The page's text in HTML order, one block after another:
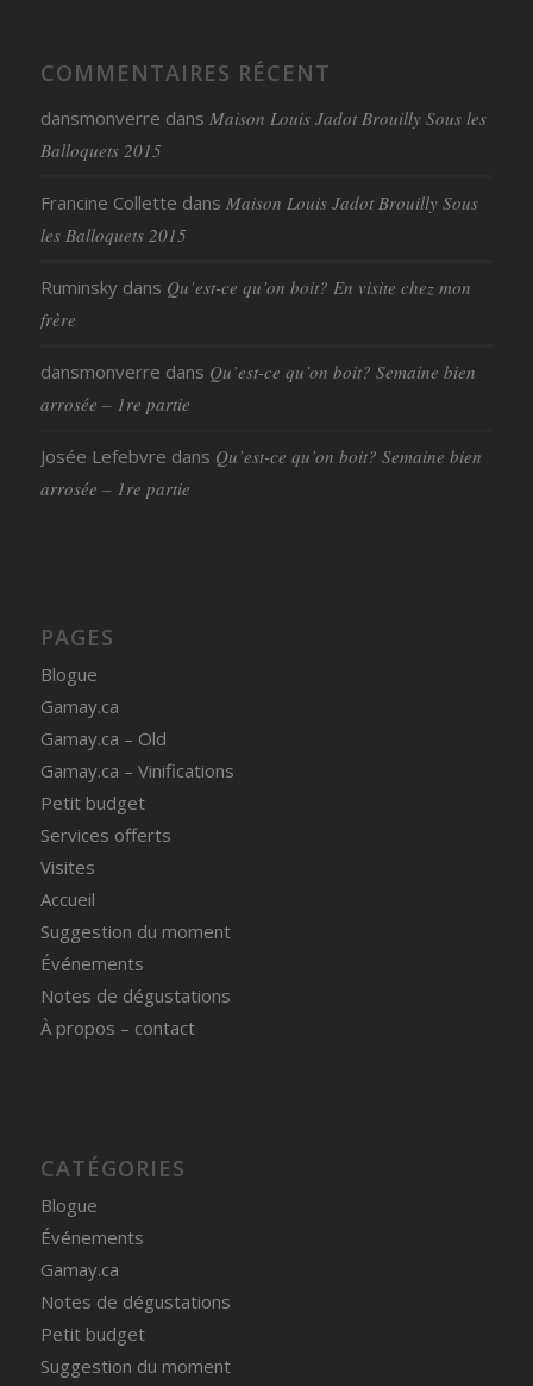
COMMENTAIRES RÉCENT
dansmonverre dans Maison Louis Jadot Brouilly Sous les
Balloquets 2015
Francine Collette dans Maison Louis Jadot Brouilly Sous
les Balloquets 2015
Ruminskydans Qu’est-ce qu’on boit? En visite chez mon
frère
dansmonverre dans Qu’est-ce qu’on boit? Semaine bien
arrosée – 1re partie
Josée Lefebvre dans Qu’est-ce qu’on boit? Semaine bien
arrosée – 1re partie
PAGES
Blogue
Gamay.ca
Gamay.ca – Old
Gamay.ca – Vinifications
Petit budget
Services offerts
Visites
Accueil
Suggestion du moment
Événements
Notes de dégustations
À propos – contact
CATÉGORIES
Blogue
Événements
Gamay.ca
Notes de dégustations
Petit budget
Suggestion du moment